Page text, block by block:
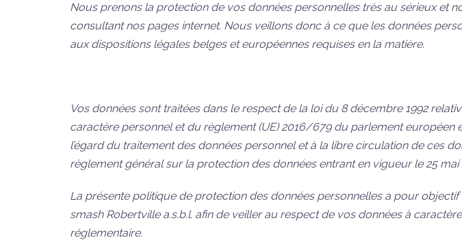
Nous prenons la protection de vos données personnelles très au sérieux et
consultant nos pages internet. Nous veillons donc à ce que les données
aux dispositions légales belges et européennes requises en la matière.
Vos données sont traitées dans le respect de la loi du 8 décembre 1992
caractère personnel et du règlement (UE) 2016/679 du parlement
l’égard du traitement des données personnel et à la libre circulation de ces
règlement général sur la protection des données entrant en vigueur le 25 mai
La présente politique de protection des données personnelles a pour
smash Robertville a.s.b.l. afin de veiller au respect de vos données à
réglementaire.